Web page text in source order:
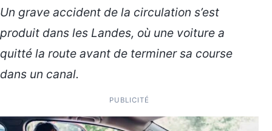
Un grave accident de la circulation s’est
produit dans les Landes, où une voiture a
quitté la route avant de terminer sa course
dans un canal.
PUBLICITÉ